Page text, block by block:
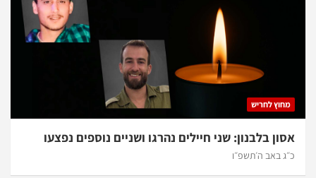
מחוץ לחריש
אסון בלבנון: שני חיילים נהרגו ושניים נוספים נפצעו
כ״ג באב ה׳תשפ״ו